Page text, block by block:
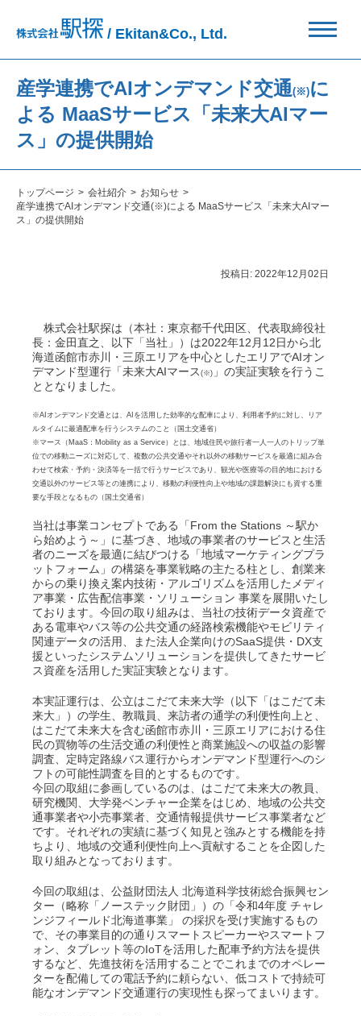
/ Ekitan&Co., Ltd.
産学連携でAIオンデマンド交通(※)に
よる MaaSサービス「未来大AIマー
ス」の提供開始
トップページ 会社紹介
お知らせ
産学連携でAIオンデマンド交通(※)による MaaSサービス「未来大AIマー
ス」の提供開始
投稿日: 2022年12月02日
株式会社駅探は（本社：東京都千代田区、代表取締役社
長：金田直之、以下「当社」）は2022年12月12日から北
海道函館市赤川・三原エリアを中心としたエリアでAIオン
デマンド型運行「未来大AIマース (※) 」の実証実験を行うこ
ととなりました。
※AIオンデマンド交通とは、AIを活用した効率的な配車により、利用者予約に対し、リア
ルタイムに最適配車を行うシステムのこと（国土交通省）
※マース（MaaS：Mobility as a Service）とは、地域住民や旅行者一人一人のトリップ単
位での移動ニーズに対応して、複数の公共交通やそれ以外の移動サービスを最適に組み合
わせて検索・予約・決済等を一括で行うサービスであり、観光や医療等の目的地における
交通以外のサービス等との連携により、移動の利便性向上や地域の課題解決にも資する重
要な手段となるもの（国土交通省）
当社は事業コンセプトである「From the Stations ～駅か
ら始めよう～」に基づき、地域の事業者のサービスと生活
者のニーズを最適に結びつける「地域マーケティングプラ
ットフォーム」の構築を事業戦略の主たる柱とし、創業来
からの乗り換え案内技術・アルゴリズムを活用したメディ
ア事業・広告配信事業・ソリューション 事業を展開いたし
ております。今回の取り組みは、当社の技術データ資産で
ある電車やバス等の公共交通の経路検索機能やモビリティ
関連データの活用、また法人企業向けのSaaS提供・DX支
援といったシステムソリューションを提供してきたサービ
ス資産を活用した実証実験となります。
本実証運行は、公立はこだて未来大学（以下「はこだて未
来大」）の学生、教職員、来訪者の通学の利便性向上と、
はこだて未来大を含む函館市赤川・三原エリアにおける住
民の買物等の生活交通の利便性と商業施設への収益の影響
調査、定時定路線バス運行からオンデマンド型運行へのシ
フトの可能性調査を目的とするものです。
今回の取組に参画しているのは、はこだて未来大の教員、
研究機関、大学発ベンチャー企業をはじめ、地域の公共交
通事業者や小売事業者、交通情報提供サービス事業者など
です。それぞれの実績に基づく知見と強みとする機能を持
ちより、地域の交通利便性向上へ貢献することを企図した
取り組みとなっております。
今回の取組は、公益財団法人 北海道科学技術総合振興セン
ター（略称「ノーステック財団」）の「令和4年度 チャレ
ンジフィールド北海道事業」 の採択を受け実施するもの
で、その事業目的の通りスマートスピーカーやスマートフ
ォン、タブレット等のIoTを活用した配車予約方法を提供
するなど、先進技術を活用することでこれまでのオペレー
ターを配備しての電話予約に頼らない、低コストで持続可
能なオンデマンド交通運行の実現性も探ってまいります。